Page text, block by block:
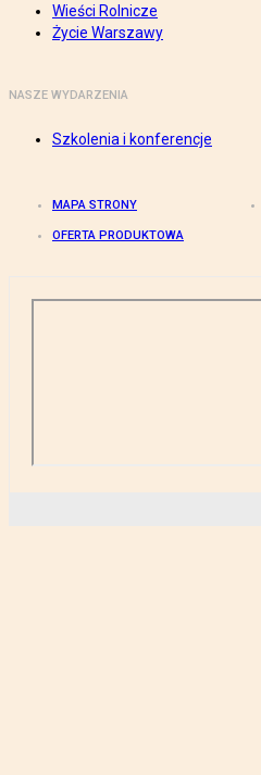
Wieści Rolnicze
Życie Warszawy
NASZE WYDARZENIA
Szkolenia i konferencje
MAPA STRONY
OFERTA PRODUKTOWA